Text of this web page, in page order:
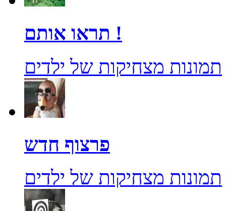
תראו אותם !
תמונות מצחיקות של ילדים
פרצוף חדש
תמונות מצחיקות של ילדים